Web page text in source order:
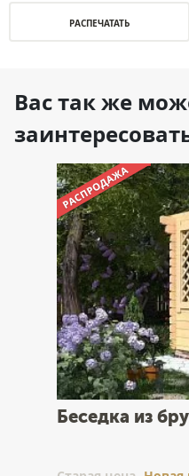
РАСПЕЧАТАТЬ
Вас так же
Беседка из